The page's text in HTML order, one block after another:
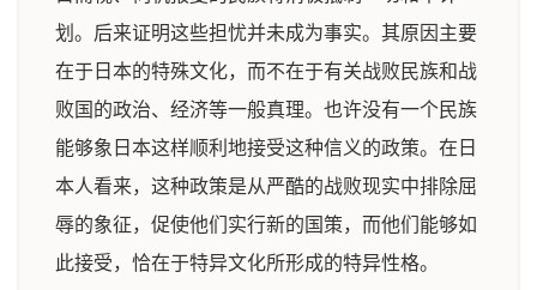
划。后来证明这些担忧并未成为事实。其原因主要
在于日本的特殊文化，而不在于有关战败民族和战
败国的政治、经济等一般真理。也许没有一个民族
能够象日本这样顺利地接受这种信义的政策。在日
本人看来，这种政策是从严酷的战败现实中排除屈
辱的象征，促使他们实行新的国策，而他们能够如
此接受，恰在于特异文化所形成的特异性格。